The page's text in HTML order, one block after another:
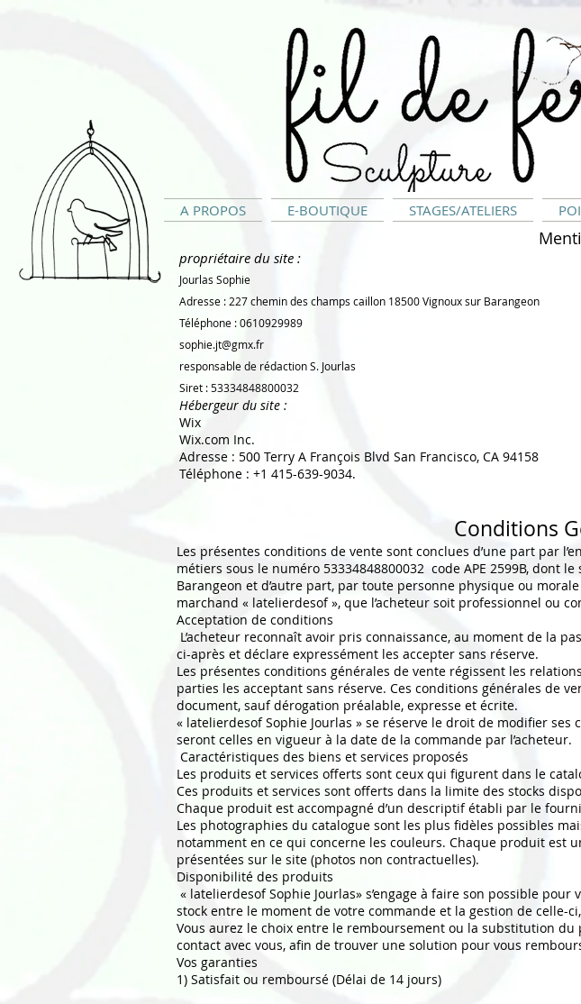
A PROPOS E-BOUTIQUE STAGES/ATELIERS
propriétaire du site :
Jourlas Sophie
Adresse : 227 chemin des champs caillon 18500 Vignoux sur Barangeon
Téléphone : 0610929989
sophie.jt@gmx.fr
responsable de rédaction S. Jourlas
Siret : 53334848800032
Hébergeur du site :
Wix
Wix.com Inc.
Adresse : 500 Terry A François Blvd San Francisco, CA 94158
Téléphone : +1 415-639-9034.
Conditions
Les présentes conditions de vente sont conclues d’une part par
métiers sous le numéro 53334848800032 code APE 2599B, dont
Barangeon et d’autre part, par toute personne physique ou
marchand « latelierdesof », que l’acheteur soit professionnel ou
Acceptation de conditions
L’acheteur reconnaît avoir pris connaissance, au moment de la
ci-après et déclare expressément les accepter sans réserve.
Les présentes conditions générales de vente régissent les
parties les acceptant sans réserve. Ces conditions générales de
document, sauf dérogation préalable, expresse et écrite.
« latelierdesof Sophie Jourlas » se réserve le droit de modifier
seront celles en vigueur à la date de la commande par l’acheteur.
Caractéristiques des biens et services proposés
Les produits et services offerts sont ceux qui figurent dans le
Ces produits et services sont offerts dans la limite des stocks
Chaque produit est accompagné d’un descriptif établi par le
Les photographies du catalogue sont les plus fidèles possibles
notamment en ce qui concerne les couleurs. Chaque produit
présentées sur le site (photos non contractuelles).
Disponibilité des produits
« latelierdesof Sophie Jourlas» s’engage à faire son possible
stock entre le moment de votre commande et la gestion de
Vous aurez le choix entre le remboursement ou la substitution
contact avec vous, afin de trouver une solution pour vous
Vos garanties
1) Satisfait ou remboursé (Délai de 14 jours)